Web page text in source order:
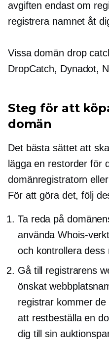
avgiften endast om
registrera namnet åt
Vissa domän drop
DropCatch, Dynadot,
Steg för att
domän
Det bästa sättet att
lägga en restorder för
domänregistratorn
För att göra det, följ
Ta reda på
använda Whois-
och kontrollera dess
Gå till registrarens
önskat
registrar kommer
att restbeställa en
dig till sin